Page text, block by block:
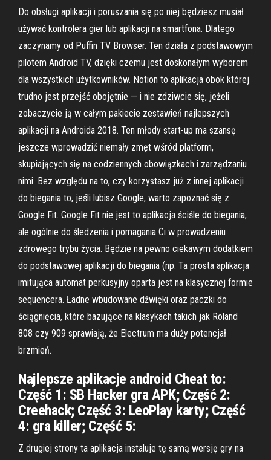
Do obsługi aplikacji i poruszania się po niej będziesz musiał
używać kontrolera gier lub aplikacji na smartfona. Dlatego
zaczynamy od Puffin TV Browser. Ten działa z podstawowym
pilotem Android TV, dzięki czemu jest doskonałym wyborem
dla wszystkich użytkowników. Notion to aplikacja obok której
trudno jest przejść obojętnie — i nie zdziwcie się, jeżeli
zobaczycie ją w całym pakiecie zestawień najlepszych
aplikacji na Androida 2018. Ten młody start-up ma szansę
jeszcze wprowadzić niemały zmęt wśród platform,
skupiających się na codziennych obowiązkach i zarządzaniu
nimi. Bez względu na to, czy korzystasz już z innej aplikacji
do biegania to, jeśli lubisz Google, warto zapoznać się z
Google Fit. Google Fit nie jest to aplikacja ściśle do biegania,
ale ogólnie do śledzenia i pomagania Ci w prowadzeniu
zdrowego trybu życia. Będzie na pewno ciekawym dodatkiem
do podstawowej aplikacji do biegania (np. Ta prosta aplikacja
imitująca automat perkusyjny oparta jest na klasycznej formie
sequencera. Ładne wbudowane dźwięki oraz paczki do
ściągnięcia, które bazujące na klasykach takich jak Roland
808 czy 909 sprawiają, że Electrum ma duży potencjał
brzmień.
Najlepsze aplikacje android Cheat to:
Część 1: SB Hacker gra APK; Część 2:
Creehack; Część 3: LeoPlay karty; Część
4: gra killer; Część 5:
Z drugiej strony ta aplikacja instaluje tę samą wersję gry na